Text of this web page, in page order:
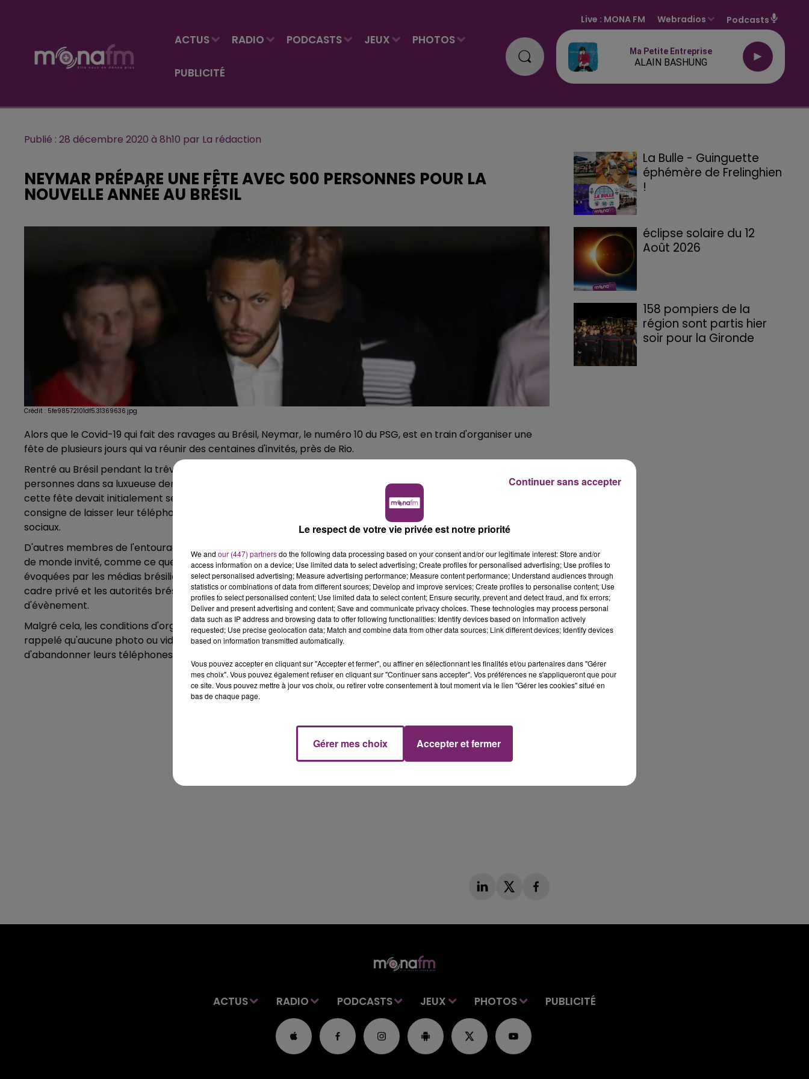
ACTUS RADIO PODCASTS JEUX PHOTOS
PUBLICITÉ
Live : MONA FM Webradios Podcasts
Ma Petite Entreprise
ALAIN BASHUNG
Publié : 28 décembre 2020 à 8h10 par La rédaction
NEYMAR PRÉPARE UNE FÊTE AVEC 500 PERSONNES POUR LA
NOUVELLE ANNÉE AU BRÉSIL
Crédit : 5fe98572101df5.31369636.jpg
Alors que le Covid-19 qui fait des ravages au Brésil, Neymar, le numéro 10 du PSG, est en train d'organiser une
fête de plusieurs jours qui va réunir des centaines d'invités, près de Rio.
Rentré au Brésil pendant la trêve hivernale, le numéro 10 parisien aurait convié plusieurs centaines de
personnes dans sa luxueuse demeure de Mangaratiba, près de Rio de Janeiro.O Globo
précise par ailleurs que
cette fête devait initialement se tenir sur cinq jours, au cours desquels les quelque 500 invités ont eu pour
consigne de laisser leur téléphone de côté afin qu’aucune image de cette célébration ne fuite sur les réseaux
sociaux.
D'autres membres de l'entourage de la star auriverde confirment la fête, ils assurent qu'il n'y aura pas autant
de monde invité, comme ce que décrivaient les médias brésiliens. Ce ne sera « pas dans les proportions
évoquées par les médias brésiliens au niveau du nombre d'invités. » Pour rappel, la réception s'effectue dans un
cadre privé et les autorités brésiliennes n'imposent aucune restriction quant au nombre d'invités pour ce type
d'évènement.
Malgré cela, les conditions d'organisation de cette party inquiètent, notamment au niveau sanitaire. Il est aussi
rappelé qu'aucune photo ou vidéo ne pourra être diffusée sur les réseaux sociaux, les invités étant obligés
d'abandonner leurs téléphones portables durant la fête.
La Bulle - Guinguette
éphémère de Frelinghien
!
éclipse solaire du 12
Août 2026
158 pompiers de la
région sont partis hier
soir pour la Gironde
ACTUS RADIO PODCASTS JEUX PHOTOS PUBLICITÉ
Le respect de votre vie privée est notre priorité
We and our (447) partnersdo the following data processing based on your consent and/or our legitimate interest: Store and/or
access information on a device; Use limited data to select advertising; Create profiles for personalised advertising; Use profiles to
select personalised advertising; Measure advertising performance; Measure content performance; Understand audiences through
statistics or combinations of data from different sources; Develop and improve services; Create profiles to personalise content; Use
profiles to select personalised content; Use limited data to select content; Ensure security, prevent and detect fraud, and fix errors;
Deliver and present advertising and content; Save and communicate privacy choices. These technologies may process personal
data such as IP address and browsing data to offer following functionalities: Identify devices based on information actively
requested; Use precise geolocation data; Match and combine data from other data sources; Link different devices; Identify devices
based on information transmitted automatically.
Vous pouvez accepter en cliquant sur "Accepter et fermer", ou affiner en sélectionnant les finalités et/ou partenaires dans "Gérer
mes choix". Vous pouvez également refuser en cliquant sur "Continuer sans accepter". Vos préférences ne s'appliqueront que pour
ce site. Vous pouvez mettre à jour vos choix, ou retirer votre consentement à tout moment via le lien "Gérer les cookies" situé en
bas de chaque page.
Gérer mes choix Accepter et fermer
Continuer sans accepter